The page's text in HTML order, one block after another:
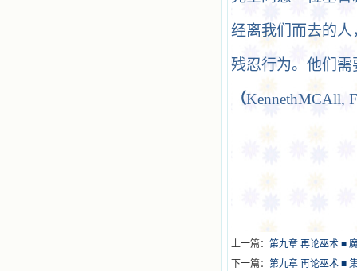
经离我们而去的
残忍行为。他们
（KennethMCAll,
上一篇： 第九章 再论巫术 ■
下一篇： 第九章 再论巫术 ■